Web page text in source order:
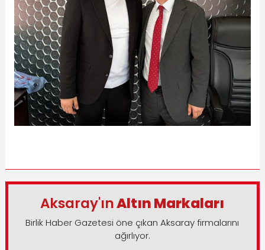
Aksaray'ınAltın Markaları
Birlik Haber Gazetesi öne çıkan Aksaray firmalarını
ağırlıyor.